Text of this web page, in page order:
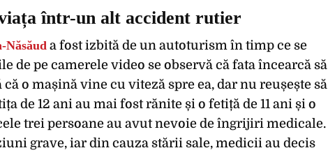
într-un alt accident rutier
Năsăud a fost izbită de un autoturism în timp ce se
de pe camerele video se observă că fata încearcă să
o mașină vine cu viteză spre ea, dar nu reușește să
de 12 ani au mai fost rănite și o fetiță de 11 ani și o
trei persoane au avut nevoie de îngrijiri medicale.
grave, iar din cauza stării sale, medicii au decis